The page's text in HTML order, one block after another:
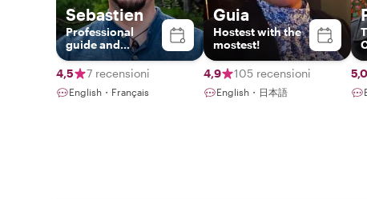
Sebastien
Professional
guide and
Bamboo Flute
Player
4,5 7 recensioni
English・Français
Guia
Hostest with the
mostest!
4,9 105 recensioni
English・日本語
5,0